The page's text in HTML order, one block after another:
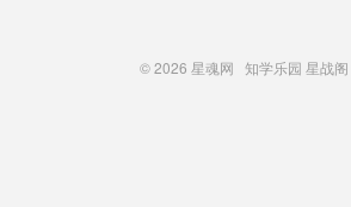
© 2026 星魂网 知学乐园 星战阁